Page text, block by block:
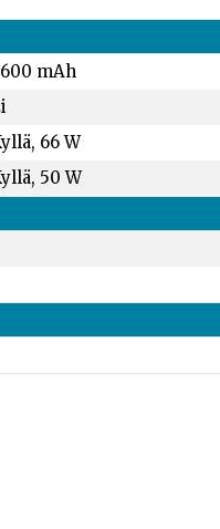
mAh
66 W
50 W